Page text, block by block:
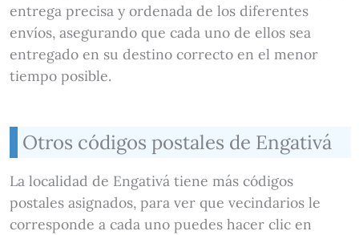
entrega precisa y ordenada de los diferentes
envíos, asegurando que cada uno de ellos sea
entregado en su destino correcto en el menor
tiempo posible.
Otros códigos postales de Engativá
La localidad de Engativá tiene más códigos
postales asignados, para ver que vecindarios le
corresponde a cada uno puedes hacer clic en